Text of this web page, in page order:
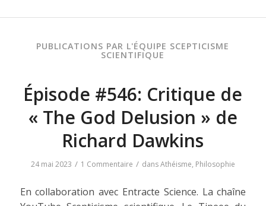
PUBLICATIONS PAR L'ÉQUIPE SCEPTICISME
SCIENTIFIQUE
Épisode #546: Critique de
« The God Delusion » de
Richard Dawkins
24 mai 2023 / 1 Commentaire / dansAthéisme, Philosophie
En collaboration avec Entracte Science. La chaîne